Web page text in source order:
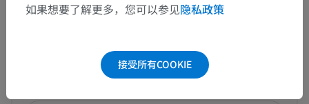
欢迎提出更正、翻译或内容改进的建议。
如果想要了解更多，您可以参见隐私政策
接受所有COOKIE